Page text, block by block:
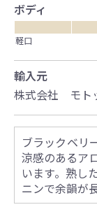
ボディ
軽口
輸入元
株式会社 モト
ブラックベリ
涼感のあるア
います。熟し
ニンで余韻が